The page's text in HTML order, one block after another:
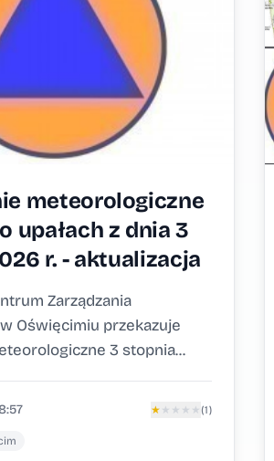
meteorologiczne
upałach z dnia 3
r. - aktualizacja
Zarządzania
Oświęcimiu przekazuje
3 stopnia...
★ ★ ★ ★ ★(1)